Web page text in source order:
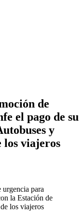
de
el pago de su
y
los viajeros
para
la Estación de
los viajeros